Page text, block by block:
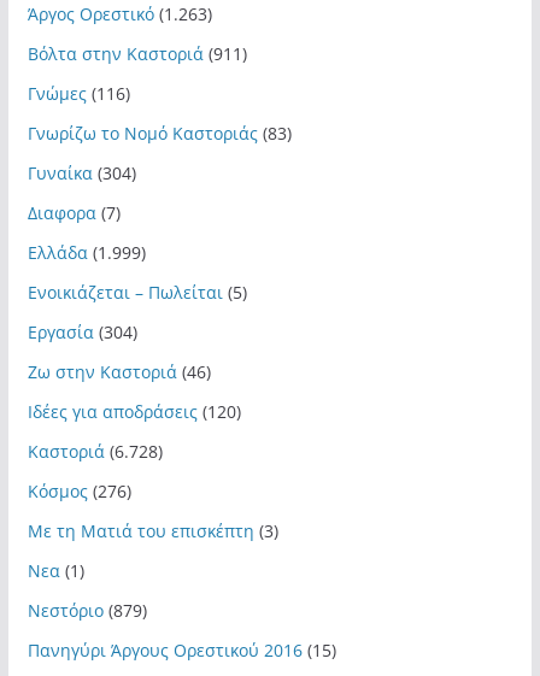
Άργος Ορεστικό(1.263)
Βόλτα στην Καστοριά (911)
Γνώμες(116)
Γνωρίζω το Νομό Καστοριάς(83)
Γυναίκα (304)
Διαφορα (7)
Ελλάδα (1.999)
Ενοικιάζεται – Πωλείται (5)
Εργασία (304)
Ζω στην Καστοριά (46)
Ιδέες για αποδράσεις(120)
Καστοριά (6.728)
Κόσμος(276)
Με τη Ματιά του επισκέπτη (3)
Νεα (1)
Νεστόριο(879)
Πανηγύρι Άργους Ορεστικού 2016(15)